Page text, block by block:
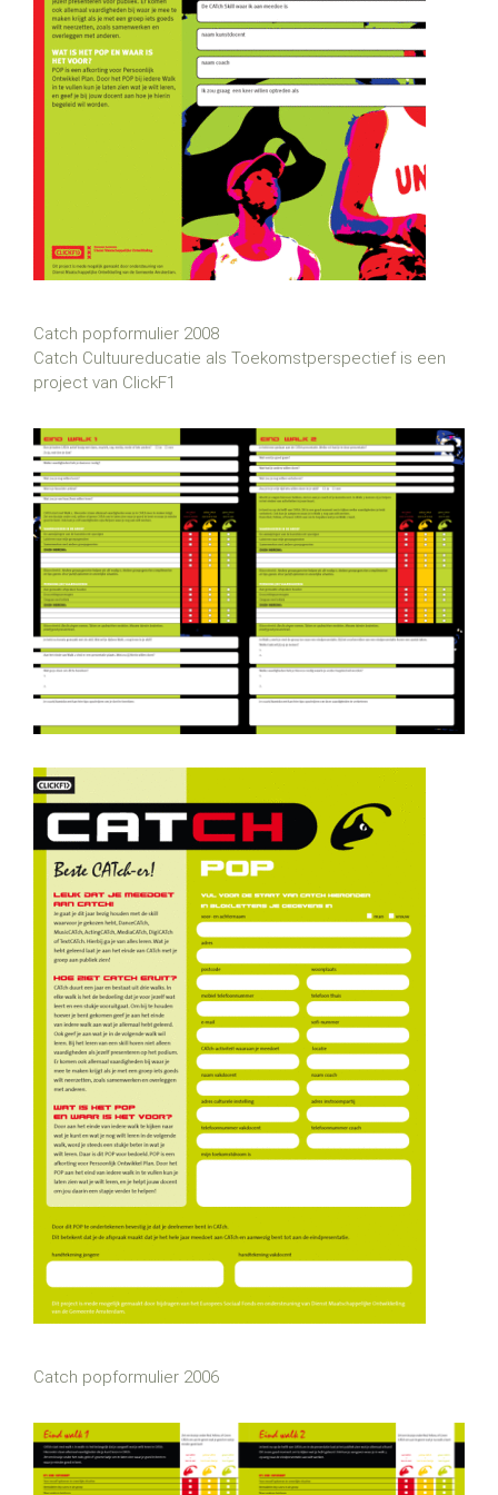
Catch popformulier 2008
Catch Cultuureducatie als Toekomstperspectief is een
project van ClickF1
Catch popformulier 2006